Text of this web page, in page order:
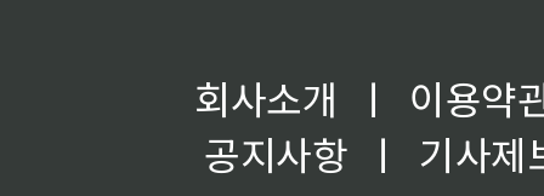
회사소개 ㅣ
이용약
공지사항
ㅣ
기사제